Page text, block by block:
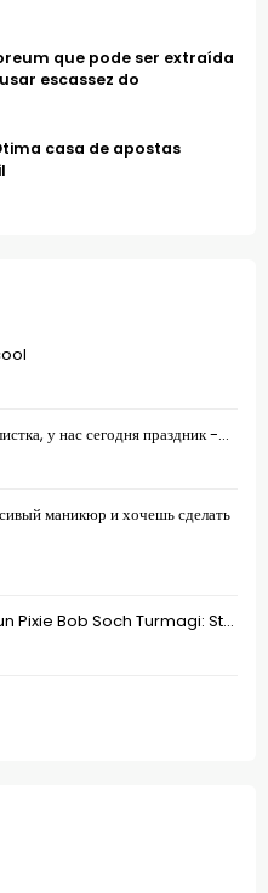
у нас сегодня праздник -...
маникюр и хочешь сделать
Pixie Bob Soch Turmagi: St...
que pode ser extraída
escassez do
casa de apostas